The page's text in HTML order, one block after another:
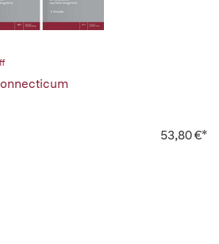
53,80 €*